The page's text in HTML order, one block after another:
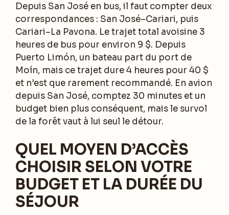
Depuis San José en bus, il faut compter deux
correspondances : San José–Cariari, puis
Cariari–La Pavona. Le trajet total avoisine 3
heures de bus pour environ 9 $. Depuis
Puerto Limón, un bateau part du port de
Moín, mais ce trajet dure 4 heures pour 40 $
et n’est que rarement recommandé. En avion
depuis San José, comptez 30 minutes et un
budget bien plus conséquent, mais le survol
de la forêt vaut à lui seul le détour.
QUEL MOYEN D’ACCÈS
CHOISIR SELON VOTRE
BUDGET ET LA DURÉE DU
SÉJOUR